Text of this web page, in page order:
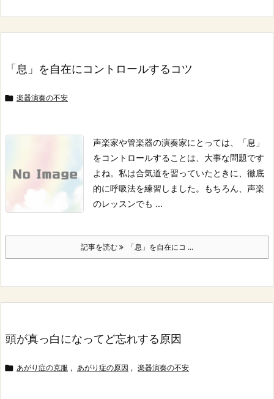
「息」を自在にコントロールするコツ
 楽器演奏の不安
声楽家や管楽器の演奏家にとっては、
「息」
をコントロールすることは、 大事な問題です
よね。 私は合気道を習っていたときに、 徹底
的に呼吸法を練習しました。
もちろん、声楽
のレッスンでも ...
記事を読む 「息」を自在にコ ...
頭が真っ白になってど忘れする原因
 あがり症の克服 , あがり症の原因 , 楽器演奏の不安